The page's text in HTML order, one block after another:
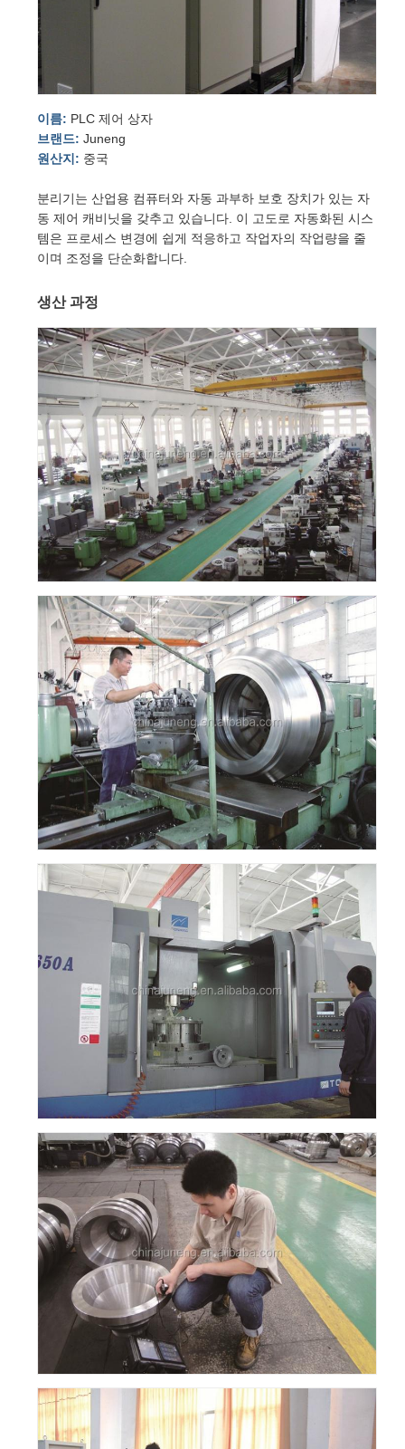
이름: PLC 제어 상자
브랜드: Juneng
원산지: 중국
분리기는 산업용 컴퓨터와 자동 과부하 보호 장치가 있는 자
동 제어 캐비닛을 갖추고 있습니다. 이 고도로 자동화된 시스
템은 프로세스 변경에 쉽게 적응하고 작업자의 작업량을 줄
이며 조정을 단순화합니다.
생산 과정